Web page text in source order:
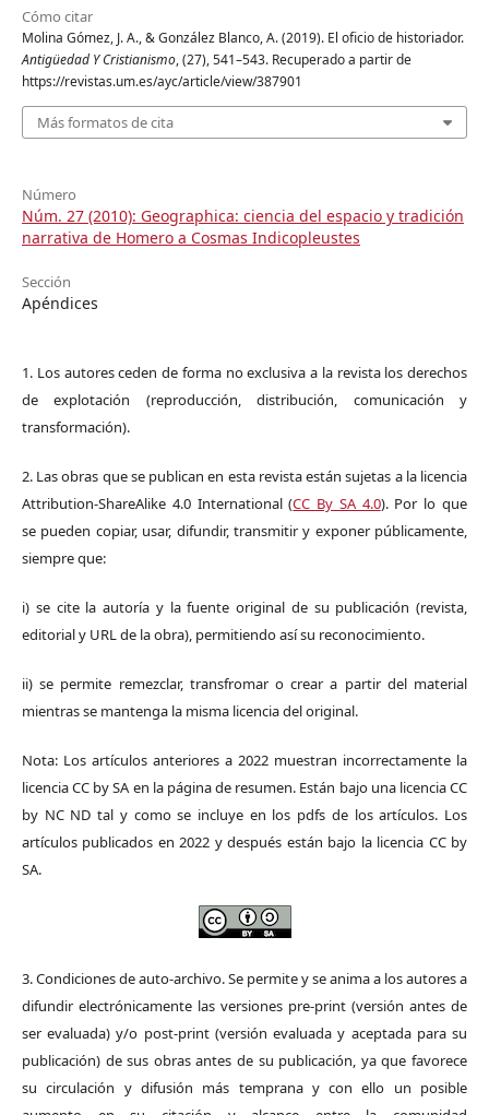
Cómo citar
Molina Gómez, J. A., & González Blanco, A. (2019). El oficio de historiador.
Antigüedad Y Cristianismo, (27), 541–543. Recuperado a partir de
https://revistas.um.es/ayc/article/view/387901
Más formatos de cita
Número
Núm. 27 (2010): Geographica: ciencia del espacio y tradición
narrativa de Homero a Cosmas Indicopleustes
Sección
Apéndices
1. Los autores ceden de forma no exclusiva a la revista los derechos
de explotación (reproducción, distribución, comunicación y
transformación).
2. Las obras que se publican en esta revista están sujetas a la licencia
Attribution-ShareAlike 4.0 International (CC By SA 4.0). Por lo que
se pueden copiar, usar, difundir, transmitir y exponer públicamente,
siempre que:
i) se cite la autoría y la fuente original de su publicación (revista,
editorial y URL de la obra), permitiendo así su reconocimiento.
ii) se permite remezclar, transfromar o crear a partir del material
mientras se mantenga la misma licencia del original.
Nota: Los artículos anteriores a 2022 muestran incorrectamente la
licencia CC by SA en la página de resumen. Están bajo una licencia CC
by NC ND tal y como se incluye en los pdfs de los artículos. Los
artículos publicados en 2022 y después están bajo la licencia CC by
SA.
3. Condiciones de auto-archivo. Se permite y se anima a los autores a
difundir electrónicamente las versiones pre-print (versión antes de
ser evaluada) y/o post-print (versión evaluada y aceptada para su
publicación) de sus obras antes de su publicación, ya que favorece
su circulación y difusión más temprana y con ello un posible